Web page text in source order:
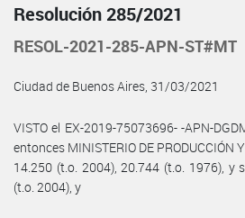
Resolución 285/2021
RESOL-2021-285-APN-ST#MT
Ciudad de Buenos Aires, 31/03/2021
VISTO el EX-2019-75073696- -APN-
entonces MINISTERIO DE PRODUCCIÓN
14.250 (t.o. 2004), 20.744 (t.o. 1976), y
(t.o. 2004), y